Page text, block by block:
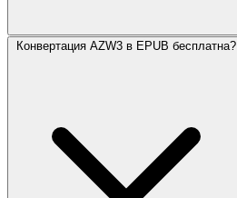
Конвертация AZW3 в EPUB бесплатна?